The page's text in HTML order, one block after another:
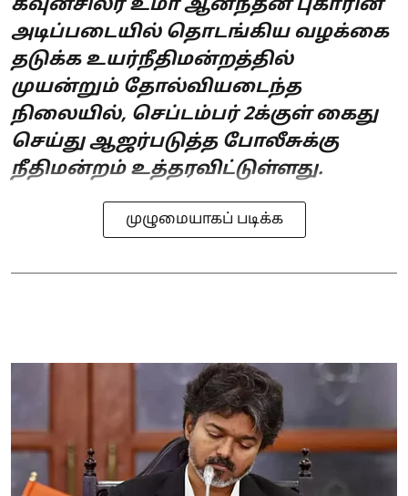
கவுன்சிலர் உமா ஆனந்தன் புகாரின்
அடிப்படையில் தொடங்கிய வழக்கை
தடுக்க உயர்நீதிமன்றத்தில்
முயன்றும் தோல்வியடைந்த
நிலையில், செப்டம்பர் 2க்குள் கைது
செய்து ஆஜர்படுத்த போலீசுக்கு
நீதிமன்றம் உத்தரவிட்டுள்ளது.
முழுமையாகப் படிக்க